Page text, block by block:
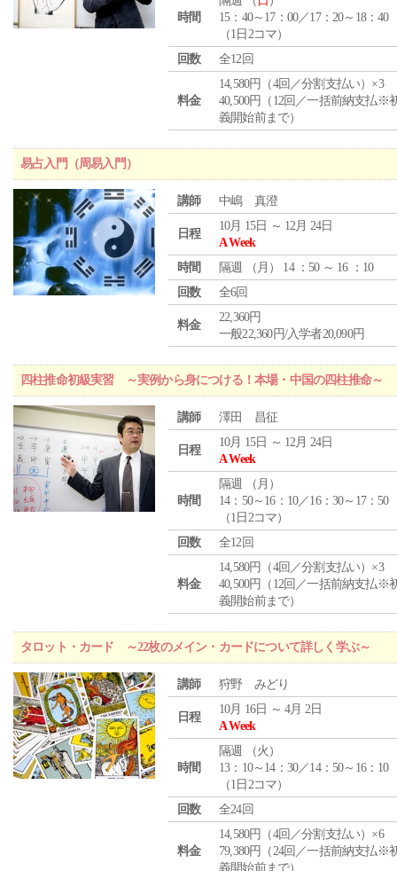
時間
15：40～17：00／17：20～18：40
（1日2コマ）
回数
全12回
料金
14,580円（4回／分割支払い）×3
40,500円（12回／一括前納支払※
義開始前まで）
易占入門（周易入門）
講師 中嶋 真澄
日程
10月 15日 ～ 12月 24日
A Week
時間
隔週 （ 月 ） 14 ：50 ～ 16 ：10
回数
全6回
料金
22,360円
一般22,360円/入学者20,090円
四柱推命初級実習 ～実例から身につける！本場・中国の四柱推命～
講師 澤田 昌征
日程
10月 15日 ～ 12月 24日
A Week
時間
隔週 （ 月 ）
14：50～16：10／16：30～17：50
（1日2コマ）
回数
全12回
料金
14,580円（4回／分割支払い）×3
40,500円（12回／一括前納支払※
義開始前まで）
タロット・カード ～22枚のメイン・カードについて詳しく学ぶ～
講師 狩野 みどり
日程
10月 16日 ～ 4月 2日
A Week
時間
隔週 （火 ）
13：10～14：30／14：50～16：10
（1日2コマ）
回数
全24回
料金
14,580円（4回／分割支払い）×6
79,380円（24回／一括前納支払※
義開始前まで）